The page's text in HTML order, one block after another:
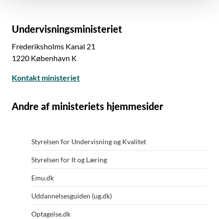
Undervisningsministeriet
Frederiksholms Kanal 21
1220 København K
Kontakt ministeriet
Andre af ministeriets hjemmesider
Styrelsen for Undervisning og Kvalitet
Styrelsen for It og Læring
Emu.dk
Uddannelsesguiden (ug.dk)
Optagelse.dk